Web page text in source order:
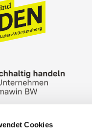
Cookies
Bureau